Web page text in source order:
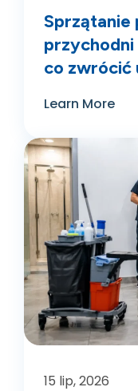
Sprzątanie
co zwrócić
Learn More
15 lip, 2026